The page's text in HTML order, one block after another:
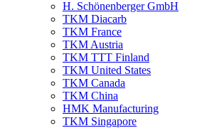
H. Schönenberger GmbH
TKM Diacarb
TKM France
TKM Austria
TKM TTT Finland
TKM United States
TKM Canada
TKM China
HMK Manufacturing
TKM Singapore